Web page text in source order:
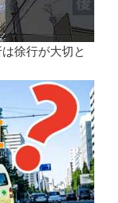
徐行が大切と